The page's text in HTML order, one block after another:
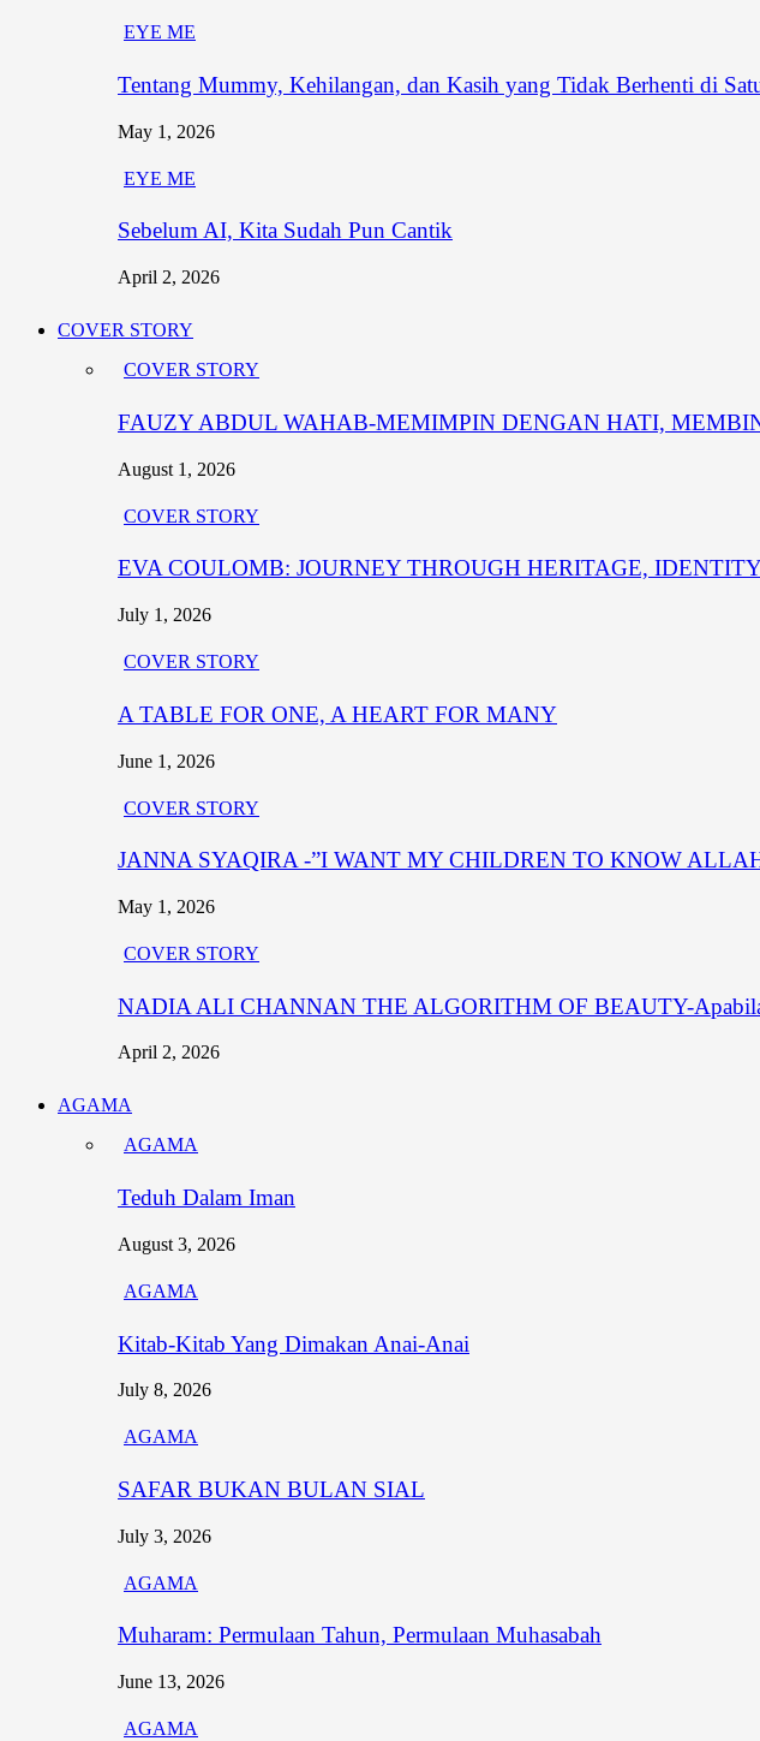
EYE ME
Tentang Mummy, Kehilangan, dan Kasih yang Tidak Berhenti di
May 1, 2026
EYE ME
Sebelum AI, Kita Sudah Pun Cantik
April 2, 2026
COVER STORY
COVER STORY
FAUZY ABDUL WAHAB-MEMIMPIN DENGAN HATI,
August 1, 2026
COVER STORY
EVA COULOMB: JOURNEY THROUGH HERITAGE,
July 1, 2026
COVER STORY
A TABLE FOR ONE, A HEART FOR MANY
June 1, 2026
COVER STORY
JANNA SYAQIRA -”I WANT MY CHILDREN TO KNOW
May 1, 2026
COVER STORY
NADIA ALI CHANNAN THE ALGORITHM OF BEAUTY-Apabila
April 2, 2026
AGAMA
AGAMA
Teduh Dalam Iman
August 3, 2026
AGAMA
Kitab-Kitab Yang Dimakan Anai-Anai
July 8, 2026
AGAMA
SAFAR BUKAN BULAN SIAL
July 3, 2026
AGAMA
Muharam: Permulaan Tahun, Permulaan Muhasabah
June 13, 2026
AGAMA